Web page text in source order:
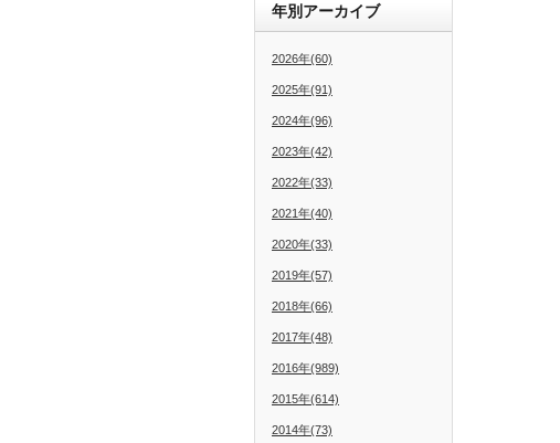
年別アーカイブ
2026年(60)
2025年(91)
2024年(96)
2023年(42)
2022年(33)
2021年(40)
2020年(33)
2019年(57)
2018年(66)
2017年(48)
2016年(989)
2015年(614)
2014年(73)